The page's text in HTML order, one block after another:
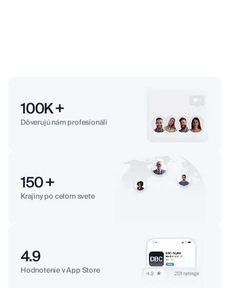
100K +
Dôverujú nám profesionáli
150+
Krajiny po celom svete
4.9
Hodnotenie v App Store